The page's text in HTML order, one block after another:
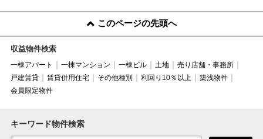
このページの先頭へ
収益物件検索
一棟アパート 一棟マンション 一棟ビル 土地
売り店舗・事務所
戸建賃貸
賃貸併用住宅 その他種別 利回り10％以上
築浅物件
会員限定物件
キーワード物件検索